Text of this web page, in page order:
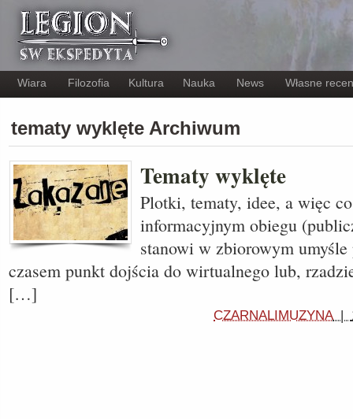
Wiara Filozofia Kultura Nauka News Własne
tematy wyklęte Archiwum
Tematy wyklęte
Plotki, tematy, idee, a więc
informacyjnym obiegu
stanowi w zbiorowym
czasem punkt dojścia do wirtualnego lub,
[…]
CZARNALIMUZYNA|